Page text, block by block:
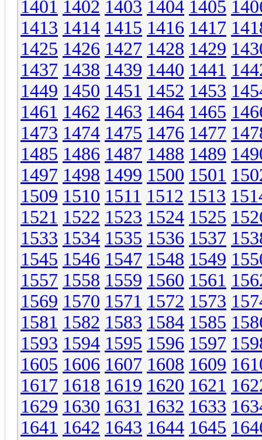
1401 1402 1403 1404 1405
1413 1414 1415 1416 1417
1425 1426 1427 1428 1429
1437 1438 1439 1440 1441
1449 1450 1451 1452 1453
1461 1462 1463 1464 1465
1473 1474 1475 1476 1477
1485 1486 1487 1488 1489
1497 1498 1499 1500 1501
1509 1510 1511 1512 1513
1521 1522 1523 1524 1525
1533 1534 1535 1536 1537
1545 1546 1547 1548 1549
1557 1558 1559 1560 1561
1569 1570 1571 1572 1573
1581 1582 1583 1584 1585
1593 1594 1595 1596 1597
1605 1606 1607 1608 1609
1617 1618 1619 1620 1621
1629 1630 1631 1632 1633
1641 1642 1643 1644 1645